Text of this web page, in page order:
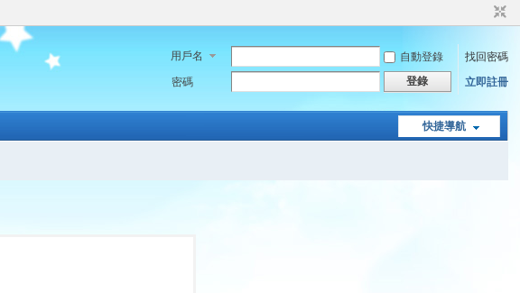
用戶名 自動登錄
找回密碼
密碼
登錄 立即註冊
快捷導航